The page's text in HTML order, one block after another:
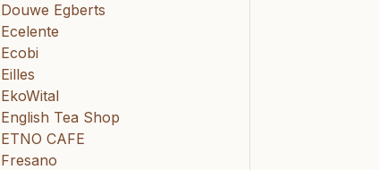
Douwe Egberts
Ecelente
Ecobi
Eilles
EkoWital
English Tea Shop
ETNO CAFE
Fresano